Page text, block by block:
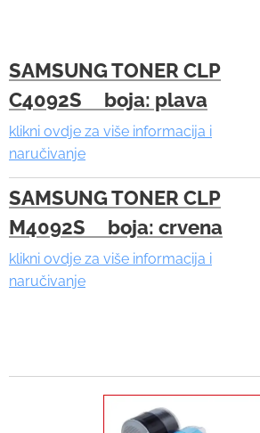
SAMSUNG TONER CLP
C4092S boja: plava
klikni ovdje za više informacija i
naručivanje
SAMSUNG TONER CLP
M4092S boja: crvena
klikni ovdje za više informacija i
naručivanje